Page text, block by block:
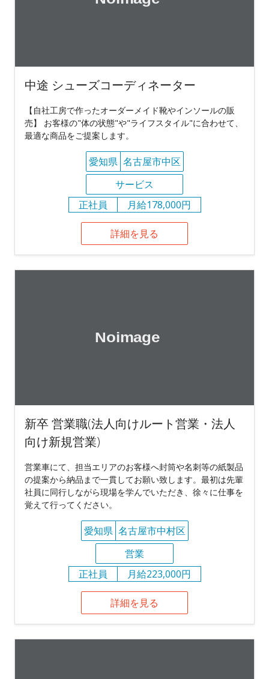
中途 シューズコーディネーター
【自社工房で作ったオーダーメイド靴やインソールの販
売】 お客様の"体の状態"や"ライフスタイル"に合わせて、
最適な商品をご提案します。
愛知県 名古屋市中区
サービス
正社員
月給178,000円
詳細を見る
新卒 営業職(法人向けルート営業・法人
向け新規営業)
営業車にて、担当エリアのお客様へ封筒や名刺等の紙製品
の提案から納品まで一貫してお願い致します。最初は先輩
社員に同行しながら現場を学んでいただき、徐々に仕事を
覚えて行ってください。
愛知県 名古屋市中村区
営業
正社員
月給223,000円
詳細を見る